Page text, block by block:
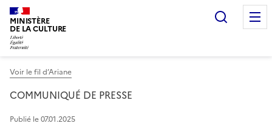
MINISTÈRE
DE LA CULTURE
Voir le fil d’Ariane
COMMUNIQUÉ DE PRESSE
Publié le 07.01.2025